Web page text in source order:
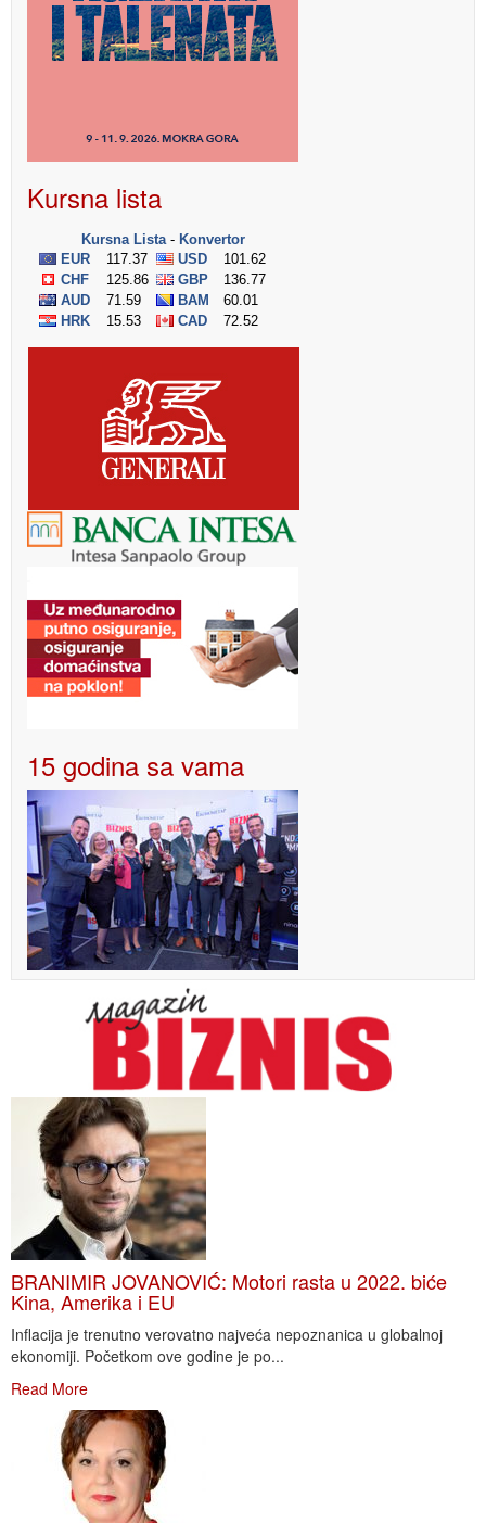
Kursna lista
15 godina sa vama
BRANIMIR JOVANOVIĆ: Motori rasta u 2022. biće
Kina, Amerika i EU
Inflacija je trenutno verovatno najveća nepoznanica u globalnoj
ekonomiji. Početkom ove godine je po...
Read More